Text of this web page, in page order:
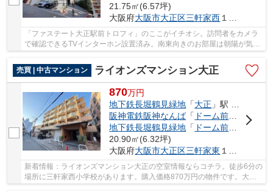
21.75㎡(6.57坪)
大阪府大阪市大正区三軒家西 １丁目2-15
「ファステート大正駅前トロフィ」のここがイチオシ。訪問者をカメラ
で確認できるTVインターホン設置済み。南東向きのお部屋は朝陽が気持
ちよく差し込むため、朝型の生活スタイルの方...
売買 | 中古マンション
ライオンズマンション大正
870万円
地下鉄長堀鶴見緑地 「大正 」駅 徒歩2分
阪神電鉄阪神なんば「 ドーム前 」駅 徒歩9
地下鉄長堀鶴見緑地 「 ドーム前千代崎
20.90㎡(6.32坪)
大阪府大阪市大正区三軒家東 １丁目16-15
新着情報：ライオンズマンション大正の空室情報ならコチラ。徒歩6分の
場所に三軒家西小学校があります。購入価格870万円の物件です。大阪
市大正区で素敵な暮らしを手に入れましょう。0...